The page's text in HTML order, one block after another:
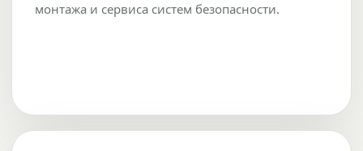
монтажа и сервиса систем безопасности.